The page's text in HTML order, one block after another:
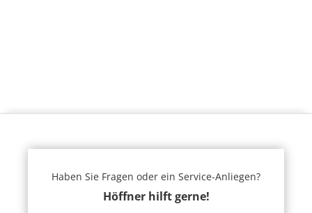
Haben Sie Fragen oder ein Service-Anliegen?
Höffner hilft gerne!